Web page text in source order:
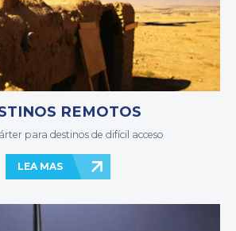
REMOTOS
para destinos de difícil acceso
LEA MAS